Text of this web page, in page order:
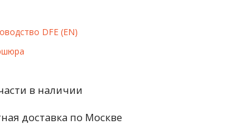
DFE (EN)
в наличии
доставка по Москве